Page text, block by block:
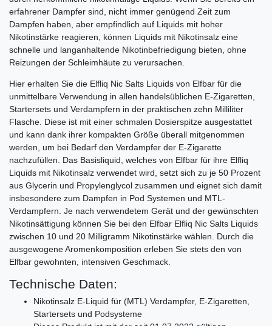
erfahrener Dampfer sind, nicht immer genügend Zeit zum
Dampfen haben, aber empfindlich auf Liquids mit hoher
Nikotinstärke reagieren, können Liquids mit Nikotinsalz eine
schnelle und langanhaltende Nikotinbefriedigung bieten, ohne
Reizungen der Schleimhäute zu verursachen.
Hier erhalten Sie die Elfliq Nic Salts Liquids von Elfbar für die
unmittelbare Verwendung in allen handelsüblichen E-Zigaretten,
Startersets und Verdampfern in der praktischen zehn Milliliter
Flasche. Diese ist mit einer schmalen Dosierspitze ausgestattet
und kann dank ihrer kompakten Größe überall mitgenommen
werden, um bei Bedarf den Verdampfer der E-Zigarette
nachzufüllen. Das Basisliquid, welches von Elfbar für ihre Elfliq
Liquids mit Nikotinsalz verwendet wird, setzt sich zu je 50 Prozent
aus Glycerin und Propylenglycol zusammen und eignet sich damit
insbesondere zum Dampfen in Pod Systemen und MTL-
Verdampfern. Je nach verwendetem Gerät und der gewünschten
Nikotinsättigung können Sie bei den Elfbar Elfliq Nic Salts Liquids
zwischen 10 und 20 Milligramm Nikotinstärke wählen. Durch die
ausgewogene Aromenkomposition erleben Sie stets den von
Elfbar gewohnten, intensiven Geschmack.
Technische Daten:
Nikotinsalz E-Liquid für (MTL) Verdampfer, E-Zigaretten,
Startersets und Podsysteme